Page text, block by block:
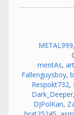
огромное
времени
METAL999,
mentAs,
Fallenguysboy,
Respokt732,
Dark_Deeper
DJPolKan,